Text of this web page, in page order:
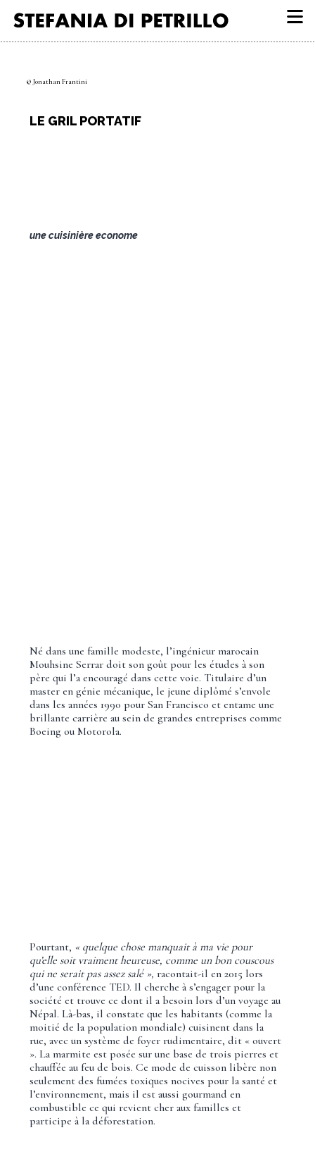
LE GRIL PORTATIF
une cuisinière econome
Né dans une famille modeste, l’ingénieur marocain
Mouhsine Serrar doit son goût pour les études à son
père qui l’a encouragé dans cette voie. Titulaire d’un
master en génie mécanique, le jeune diplômé s’envole
dans les années 1990 pour San Francisco et entame une
brillante carrière au sein de grandes entreprises comme
Boeing ou Motorola.
Pourtant, « quelque chose manquait à ma vie pour
qu’elle soit vraiment heureuse, comme un bon couscous
qui ne serait pas assez salé », racontait-il en 2015 lors
d’une conférence TED. Il cherche à s’engager pour la
société et trouve ce dont il a besoin lors d’un voyage au
Népal. Là-bas, il constate que les habitants (comme la
moitié de la population mondiale) cuisinent dans la
rue, avec un système de foyer rudimentaire, dit « ouvert
». La marmite est posée sur une base de trois pierres et
chauffée au feu de bois. Ce mode de cuisson libère non
seulement des fumées toxiques nocives pour la santé et
l’environnement, mais il est aussi gourmand en
combustible ce qui revient cher aux familles et
participe à la déforestation.
© Jonathan Frantini